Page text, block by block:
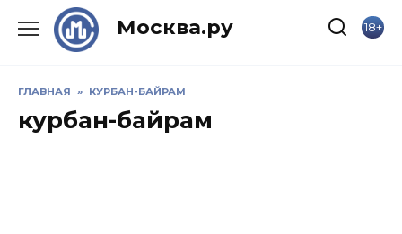
Москва.ру 18+
ГЛАВНАЯ » КУРБАН-БАЙРАМ
курбан-байрам